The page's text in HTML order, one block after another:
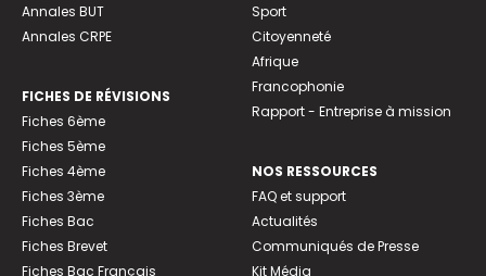
Annales BUT
Annales CRPE
FICHES DE RÉVISIONS
Fiches 6ème
Fiches 5ème
Fiches 4ème
Fiches 3ème
Fiches Bac
Fiches Brevet
Fiches Bac Français
Sport
Citoyenneté
Afrique
Francophonie
Rapport - Entreprise à mission
NOS RESSOURCES
FAQ et support
Actualités
Communiqués de Presse
Kit Média